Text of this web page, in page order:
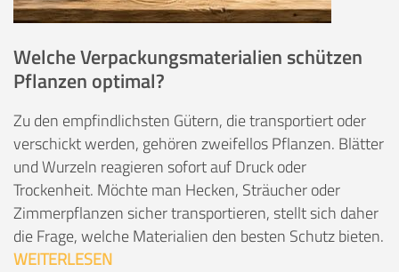
Welche Verpackungsmaterialien schützen
Pflanzen optimal?
Zu den empfindlichsten Gütern, die transportiert oder
verschickt werden, gehören zweifellos Pflanzen. Blätter
und Wurzeln reagieren sofort auf Druck oder
Trockenheit. Möchte man Hecken, Sträucher oder
Zimmerpflanzen sicher transportieren, stellt sich daher
die Frage, welche Materialien den besten Schutz bieten.
WEITERLESEN